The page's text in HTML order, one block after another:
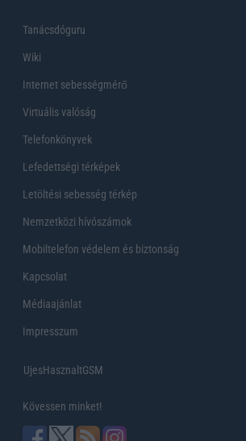
Tanácsdóguru
Wiki
Internet sebességmérő
Virtuális valóság
Telefonkönyvek
Lefedettségi térképek
Letöltési sebesség térkép
Nemzetközi hívószámok
Mobiltelefon védelem és biztonság
Kapcsolat
Médiaajánlat
Impresszum
UjesHasznaltGSM
Kövessen minket!